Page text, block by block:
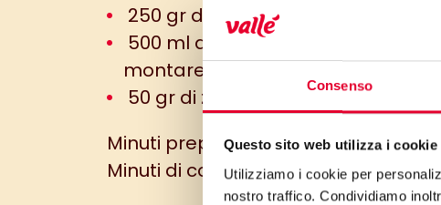
Consenso
Questo sito web utilizza i cookie
Utilizziamo i cookie per
nostro traffico. Condividiamo
250 gr di formaggio spalmabile
500 ml di panna fresca da
montare
50 gr di zucchero a velo
Minuti preparazione: 20 min
Minuti di cottura: 50 min